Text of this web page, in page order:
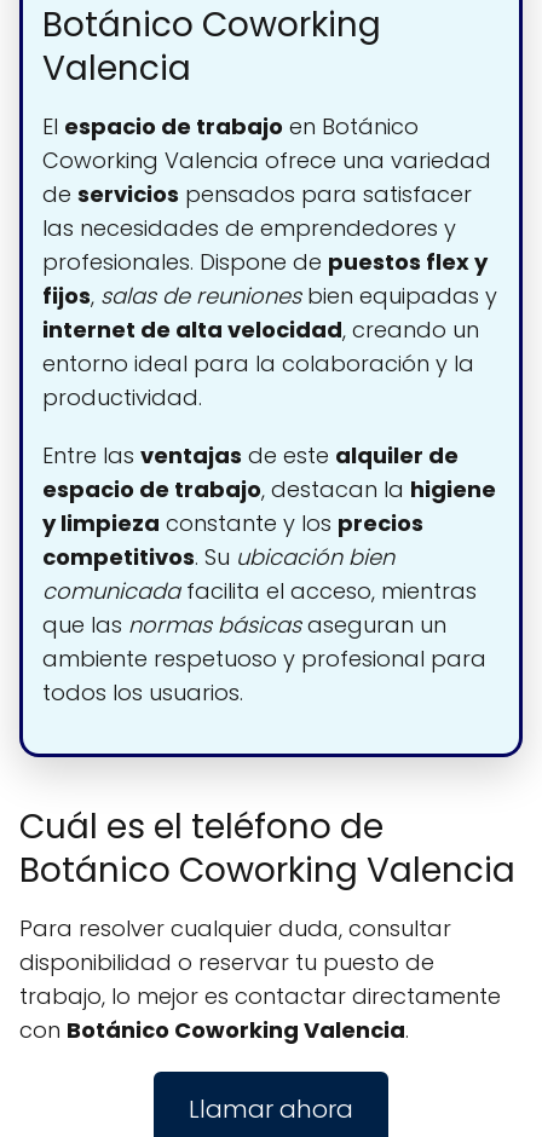
Botánico Coworking
Valencia
El espacio de trabajo en Botánico
Coworking Valencia ofrece una variedad
de servicios pensados para satisfacer
las necesidades de emprendedores y
profesionales. Dispone de puestos flex y
fijos, salas de reunionesbien equipadas y
internet de alta velocidad, creando un
entorno ideal para la colaboración y la
productividad.
Entre las ventajas de este alquiler de
espacio de trabajo, destacan la higiene
y limpieza constante y los precios
competitivos. Su ubicación bien
comunicadafacilita el acceso, mientras
que las normas básicasaseguran un
ambiente respetuoso y profesional para
todos los usuarios.
Cuál es el teléfono de
Botánico Coworking Valencia
Para resolver cualquier duda, consultar
disponibilidad o reservar tu puesto de
trabajo, lo mejor es contactar directamente
con Botánico Coworking Valencia.
Llamar ahora